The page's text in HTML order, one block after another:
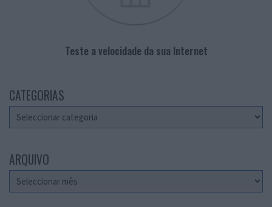
Teste a velocidade da sua Internet
CATEGORIAS
Categorias
ARQUIVO
Arquivo